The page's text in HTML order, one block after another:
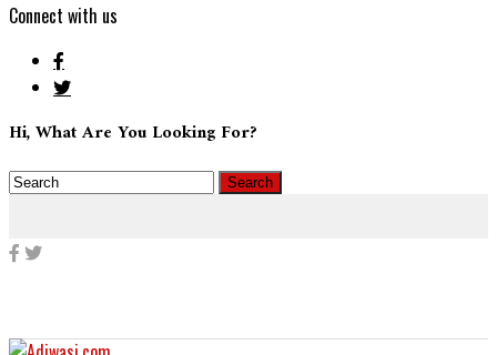
Connect with us
Hi, What Are You Looking For?